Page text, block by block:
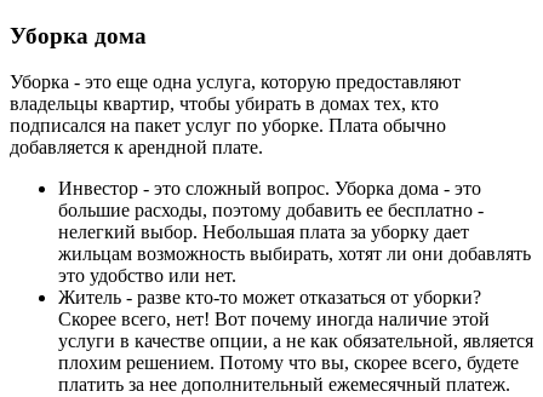
Уборка дома
Уборка - это еще одна услуга, которую предоставляют
владельцы квартир, чтобы убирать в домах тех, кто
подписался на пакет услуг по уборке. Плата обычно
добавляется к арендной плате.
Инвестор - это сложный вопрос. Уборка дома - это
большие расходы, поэтому добавить ее бесплатно -
нелегкий выбор. Небольшая плата за уборку дает
жильцам возможность выбирать, хотят ли они добавлять
это удобство или нет.
Житель - разве кто-то может отказаться от уборки?
Скорее всего, нет! Вот почему иногда наличие этой
услуги в качестве опции, а не как обязательной, является
плохим решением. Потому что вы, скорее всего, будете
платить за нее дополнительный ежемесячный платеж.